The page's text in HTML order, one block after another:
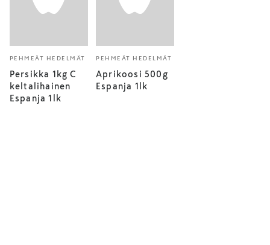
PEHMEÄT HEDELMÄT
Persikka 1kg C
keltalihainen
Espanja 1lk
PEHMEÄT HEDELMÄT
Aprikoosi 500g
Espanja 1lk